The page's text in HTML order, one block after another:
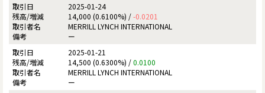
2025-01-24
14,000 (0.6100%) /-0.0201
MERRILL LYNCH INTERNATIONAL
ー
2025-01-21
14,500 (0.6300%) /0.0100
MERRILL LYNCH INTERNATIONAL
ー